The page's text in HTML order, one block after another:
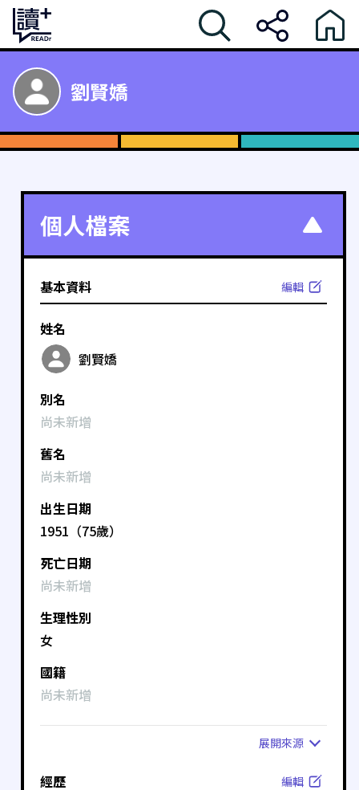
劉賢嬌
個人檔案
基本資料 編輯
姓名
劉賢嬌
別名
尚未新增
舊名
尚未新增
出生日期
1951（75歲）
死亡日期
尚未新增
生理性別
女
國籍
尚未新增
展開來源
經歷 編輯